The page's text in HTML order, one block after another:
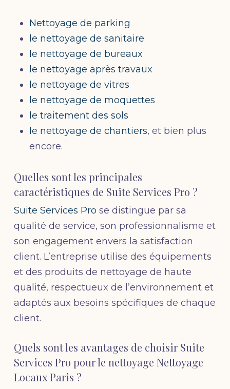
Nettoyage de parking
le nettoyage de sanitaire
le nettoyage de bureaux
le nettoyage après travaux
le nettoyage de vitres
le nettoyage de moquettes
le traitement des sols
le nettoyage de chantiers, et bien plus
encore.
Quelles sont les principales
caractéristiques de Suite Services Pro ?
Suite Services Pro se distingue par sa
qualité de service, son professionnalisme et
son engagement envers la satisfaction
client. L’entreprise utilise des équipements
et des produits de nettoyage de haute
qualité, respectueux de l’environnement et
adaptés aux besoins spécifiques de chaque
client.
Quels sont les avantages de choisir Suite
Services Pro pour le nettoyage Nettoyage
Locaux Paris ?